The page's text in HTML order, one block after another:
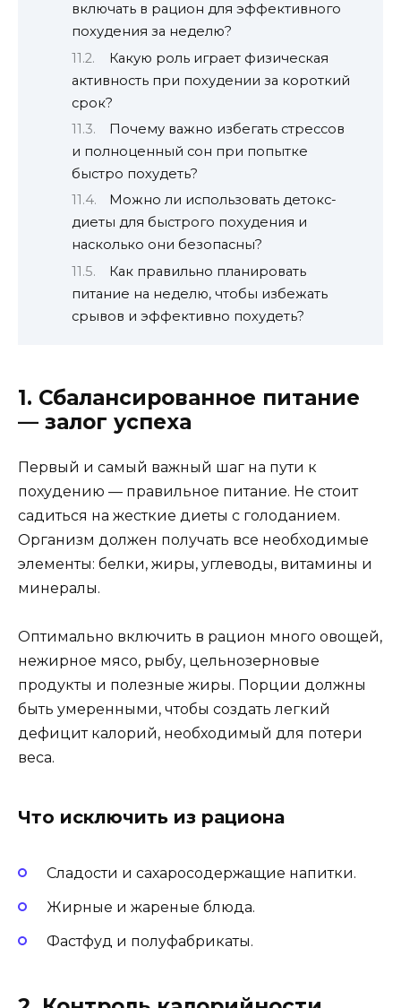
включать в рацион для эффективного
похудения за неделю?
Какую роль играет физическая
активность при похудении за короткий
срок?
Почему важно избегать стрессов
и полноценный сон при попытке
быстро похудеть?
Можно ли использовать детокс-
диеты для быстрого похудения и
насколько они безопасны?
Как правильно планировать
питание на неделю, чтобы избежать
срывов и эффективно похудеть?
1. Сбалансированное питание
— залог успеха
Первый и самый важный шаг на пути к
похудению — правильное питание. Не стоит
садиться на жесткие диеты с голоданием.
Организм должен получать все необходимые
элементы: белки, жиры, углеводы, витамины и
минералы.
Оптимально включить в рацион много овощей,
нежирное мясо, рыбу, цельнозерновые
продукты и полезные жиры. Порции должны
быть умеренными, чтобы создать легкий
дефицит калорий, необходимый для потери
веса.
Что исключить из рациона
Сладости и сахаросодержащие напитки.
Жирные и жареные блюда.
Фастфуд и полуфабрикаты.